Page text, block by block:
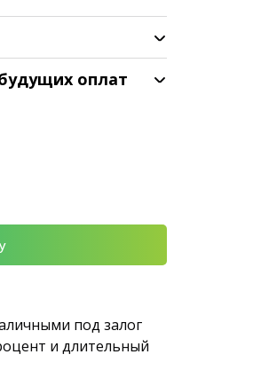
оплат
под залог
и длительный